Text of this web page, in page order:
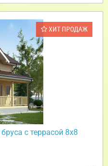
ХИТ ПРОДАЖ
с террасой 8х8